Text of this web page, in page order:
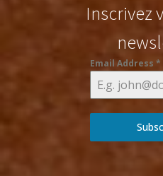
Inscrivez
Email Address *